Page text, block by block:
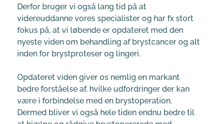
Derfor bruger vi også lang tid på at
videreuddanne vores specialister og har fx stort
fokus på, at vi løbende er opdateret med den
nyeste viden om behandling af brystcancer og alt
inden for brystproteser og lingeri.
Opdateret viden giver os nemlig en markant
bedre forståelse af, hvilke udfordringer der kan
være i forbindelse med en brystoperation.
Dermed bliver vi også hele tiden endnu bedre til